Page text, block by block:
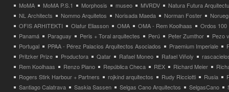
MoMA
MoMA P.S.1 Morphosis museo MVRDV
Natura Futura
NL Architects
Nommo Arquitetos Norisada Maeda Norman Foster
OFIS ARHITEKTI
Olafur Eliasson OMA OMA - Rem Koolhaas
Ordos 100
Panamá
Paraguay Peris + Toral arquitectes Perú Peter Zumthor
Pezo
Portugal
PPAA - Pérez Palacios Arquitectos Asociados Praemium Imperiale
Pritzker Prize
Productora Qatar Rafael Moneo Rafael Viñoly
Rem Koolhaas
Renzo Piano República Checa REX Richard Meier
Rogers Stirk Harbour + Partners
rojkind arquitectos Rudy Ricciotti Rusia
Santiago Calatrava
Saskia Sassen Selgas Cano Arquitectos SelgasCano